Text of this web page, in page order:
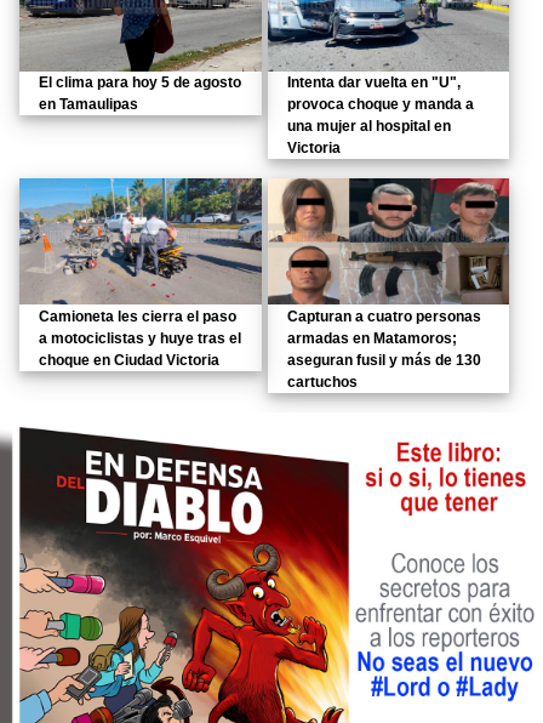
El clima para hoy 5 de agosto
en Tamaulipas
Intenta dar vuelta en "U",
provoca choque y manda a
una mujer al hospital en
Victoria
Camioneta les cierra el paso
a motociclistas y huye tras el
choque en Ciudad Victoria
Capturan a cuatro personas
armadas en Matamoros;
aseguran fusil y más de 130
cartuchos